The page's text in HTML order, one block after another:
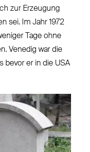
zur Erzeugung
sei. Im Jahr 1972
Tage ohne
Venedig war die
bevor er in die USA